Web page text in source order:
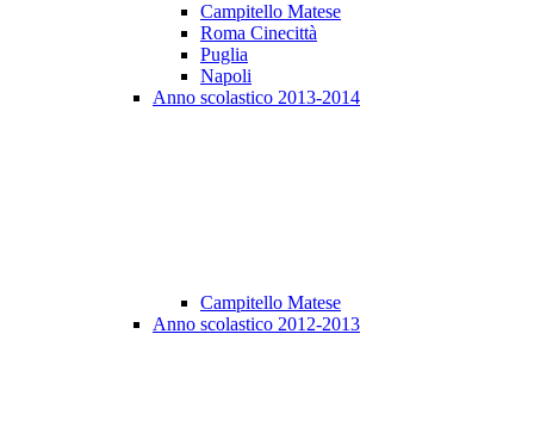
Campitello Matese
Roma Cinecittà
Puglia
Napoli
Anno scolastico 2013-2014
Campitello Matese
Anno scolastico 2012-2013